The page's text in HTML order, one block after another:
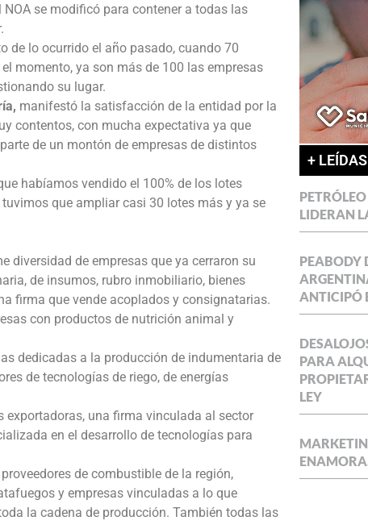
se modificó para contener a todas las
de lo ocurrido el año pasado, cuando 70
momento, ya son más de 100 las empresas
su lugar.
manifestó la satisfacción de la entidad por la
contentos, con mucha expectativa ya que
de un montón de empresas de distintos
habíamos vendido el 100% de los lotes
que ampliar casi 30 lotes más y ya se
diversidad de empresas que ya cerraron su
de insumos, rubro inmobiliario, bienes
firma que vende acoplados y consignatarias.
con productos de nutrición animal y
dedicadas a la producción de indumentaria de
de tecnologías de riego, de energías
una firma vinculada al sector
en el desarrollo de tecnologías para
de combustible de la región,
y empresas vinculadas a lo que
la cadena de producción. También todas las
+ LEÍDAS
LIDERAN
PEABODY
ANTICIPÓ
PARA
LEY